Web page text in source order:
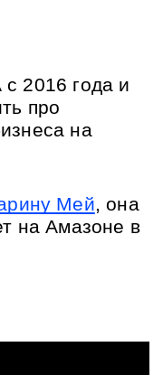
2016 года и
про
на
Мей, она
на Амазоне в